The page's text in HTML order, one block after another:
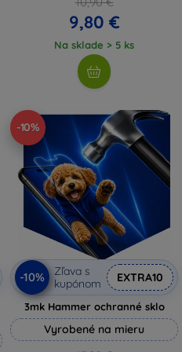
9,80 €
Na sklade > 5 ks
-10%
-10%
Zľava s
kupónom
EXTRA10
3mk Hammer ochranné sklo
Vyrobené na mieru